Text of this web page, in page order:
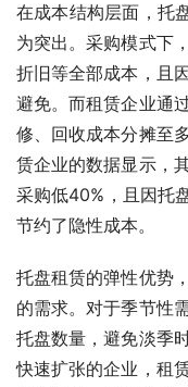
在成本结构层面，托
为突出。采购模式下
折旧等全部成本，且
避免。而租赁企业通
修、回收成本分摊至
赁企业的数据显示，
采购低40%，且因托
节约了隐性成本。
托盘租赁的弹性优势
的需求。对于季节性
托盘数量，避免淡季
快速扩张的企业，租